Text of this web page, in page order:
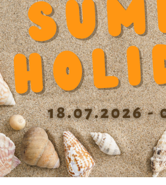
SFERAX HT 2032 XA
SFERAX HT 2540 A